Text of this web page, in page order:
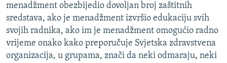
menadžment obezbijedio dovoljan broj zaštitnih
sredstava, ako je menadžment izvršio edukaciju svih
svojih radnika, ako im je menadžment omogućio radno
vrijeme onako kako preporučuje Svjetska zdravstvena
organizacija, u grupama, znači da neki odmaraju, neki